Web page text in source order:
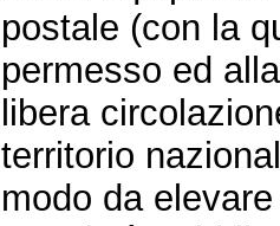
postale (con la
permesso ed
libera
territorio
modo da